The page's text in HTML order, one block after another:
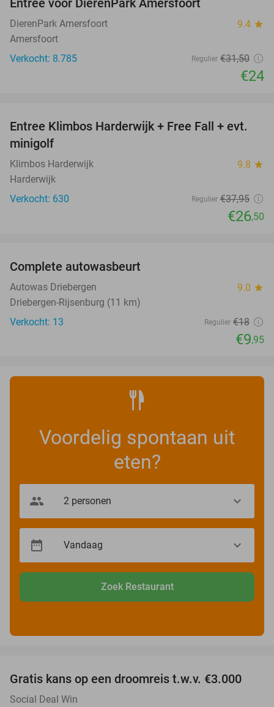
DierenPark Amersfoort 9.4 star
Amersfoort
Verkocht: 8.785
Regulier €31,50
€24
30%
Entree Klimbos Harderwijk + Free Fall + evt.
minigolf
Klimbos Harderwijk 9.8 star
Harderwijk
Verkocht: 630
Regulier €37,95
€26,50
NEW
TODAY
Complete autowasbeurt
Autowas Driebergen 9.0 star
Driebergen-Rijsenburg (11 km)
Verkocht: 13
Regulier €18
€9,95
Voordelig spontaan uit
eten?
Zoek Restaurant
Gratis kans op een droomreis t.w.v. €3.000
Social Deal Win